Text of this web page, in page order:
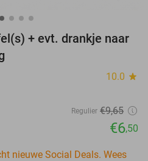
+ evt. drankje naar
10.0 star
Regulier €9,65
€6,50
nieuwe Social Deals. Wees